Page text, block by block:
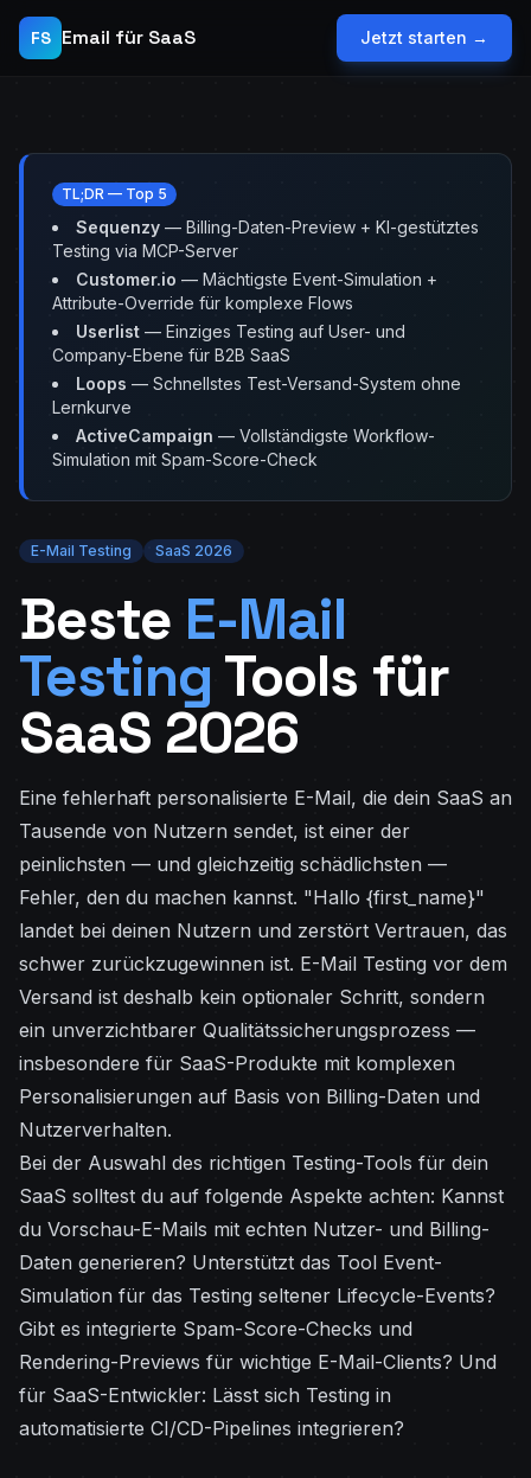
FS Email für SaaS Jetzt starten →
TL;DR — Top 5
Sequenzy — Billing-Daten-Preview + KI-gestütztes
Testing via MCP-Server
Customer.io — Mächtigste Event-Simulation +
Attribute-Override für komplexe Flows
Userlist — Einziges Testing auf User- und
Company-Ebene für B2B SaaS
Loops — Schnellstes Test-Versand-System ohne
Lernkurve
ActiveCampaign — Vollständigste Workflow-
Simulation mit Spam-Score-Check
E-Mail Testing SaaS 2026
Beste E-Mail
Testing Tools für
SaaS 2026
Eine fehlerhaft personalisierte E-Mail, die dein SaaS an
Tausende von Nutzern sendet, ist einer der
peinlichsten — und gleichzeitig schädlichsten —
Fehler, den du machen kannst. "Hallo {first_name}"
landet bei deinen Nutzern und zerstört Vertrauen, das
schwer zurückzugewinnen ist. E-Mail Testing vor dem
Versand ist deshalb kein optionaler Schritt, sondern
ein unverzichtbarer Qualitätssicherungsprozess —
insbesondere für SaaS-Produkte mit komplexen
Personalisierungen auf Basis von Billing-Daten und
Nutzerverhalten.
Bei der Auswahl des richtigen Testing-Tools für dein
SaaS solltest du auf folgende Aspekte achten: Kannst
du Vorschau-E-Mails mit echten Nutzer- und Billing-
Daten generieren? Unterstützt das Tool Event-
Simulation für das Testing seltener Lifecycle-Events?
Gibt es integrierte Spam-Score-Checks und
Rendering-Previews für wichtige E-Mail-Clients? Und
für SaaS-Entwickler: Lässt sich Testing in
automatisierte CI/CD-Pipelines integrieren?